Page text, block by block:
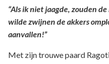
“Als ik niet jaagde, zouden
wilde zwijnen de akkers
aanvallen!”
Met zijn trouwe paard